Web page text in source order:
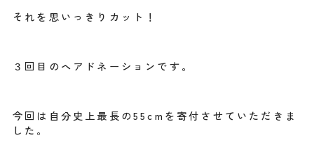
それを思いっきりカット！
３回目のヘアドネーションです。
今回は自分史上最長の55cmを寄付させていただきま
した。